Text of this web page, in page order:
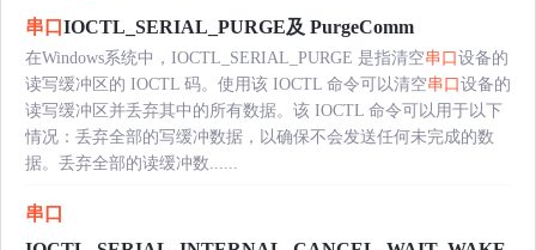
串口 IOCTL_SERIAL_PURGE及 PurgeComm
在Windows系统中，IOCTL_SERIAL_PURGE 是指清空串口 设备的
读写缓冲区的 IOCTL 码。使用该 IOCTL 命令可以清空串口 设备的
读写缓冲区并丢弃其中的所有数据。该 IOCTL 命令可以用于以下
情况：丢弃全部的写缓冲数据，以确保不会发送任何未完成的数
据。丢弃全部的读缓冲数......
串口